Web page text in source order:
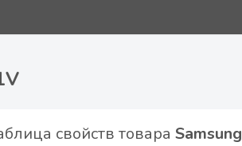
свойств товара Samsung